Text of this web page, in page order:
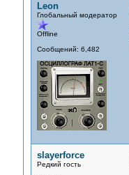
Leon
Глобальный модератор
Offline
Сообщений: 6,482
slayerforce
Редкий гость